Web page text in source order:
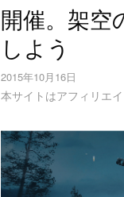
開催。架空
しよう
2015年10月16日
本サイトはアフィリエ